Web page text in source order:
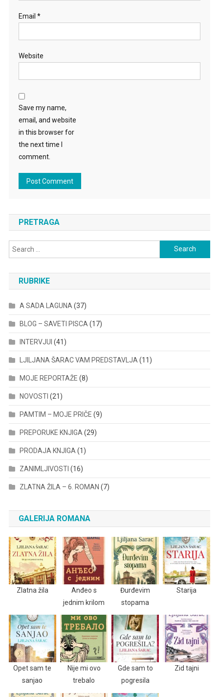
Email *
Website
Save my name,
email, and website
in this browser for
the next time I
comment.
PRETRAGA
Search
for:
RUBRIKE
A SADA LAGUNA (37)
BLOG – SAVETI PISCA (17)
INTERVJUI (41)
LJILJANA ŠARAC VAM PREDSTAVLJA (11)
MOJE REPORTAŽE (8)
NOVOSTI (21)
PAMTIM – MOJE PRIČE (9)
PREPORUKE KNJIGA (29)
PRODAJA KNJIGA (1)
ZANIMLJIVOSTI (16)
ZLATNA ŽILA – 6. ROMAN (7)
GALERIJA ROMANA
Zlatna žila
Anđeo s
jednim krilom
Đurđevim
stopama
Starija
Opet sam te
sanjao
Nije mi ovo
trebalo
Gde sam to
pogresila
Zid tajni